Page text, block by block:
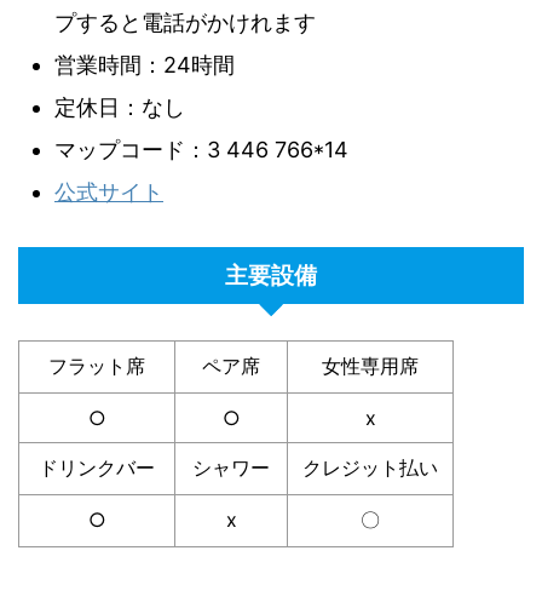
プすると電話がかけれます
営業時間：24時間
定休日：なし
マップコード：3 446 766*14
公式サイト
主要設備
フラット席 ペア席 女性専用席
○ ○ x
ドリンクバー シャワー クレジット払い
○ x 〇